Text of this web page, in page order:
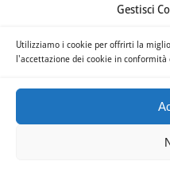
Gestisci
Utilizziamo i cookie per offrirti la
l'accettazione dei cookie in
© Copyright Panservice - C.F. e P. IVA
Confronta